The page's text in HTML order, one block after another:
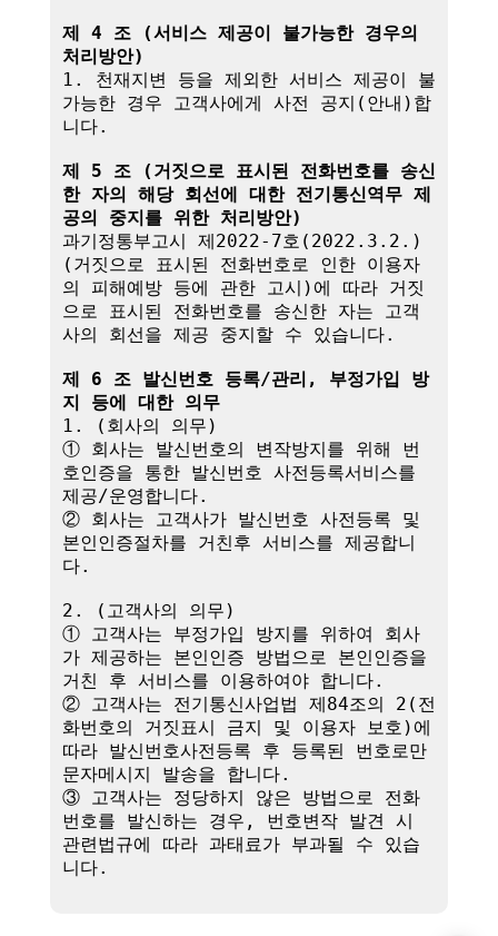
제 4 조 (서비스 제공이 불가능한 경우의
처리방안)
1. 천재지변 등을 제외한 서비스 제공이 불
가능한 경우 고객사에게 사전 공지(안내)합
니다.
제 5 조 (거짓으로 표시된 전화번호를 송신
한 자의 해당 회선에 대한 전기통신역무 제
공의 중지를 위한 처리방안)
과기정통부고시 제2022-7호(2022.3.2.)
(거짓으로 표시된 전화번호로 인한 이용자
의 피해예방 등에 관한 고시)에 따라 거짓
으로 표시된 전화번호를 송신한 자는 고객
사의 회선을 제공 중지할 수 있습니다.
제 6 조 발신번호 등록/관리, 부정가입 방
지 등에 대한 의무
1. (회사의 의무)
① 회사는 발신번호의 변작방지를 위해 번
호인증을 통한 발신번호 사전등록서비스를
제공/운영합니다.
② 회사는 고객사가 발신번호 사전등록 및
본인인증절차를 거친후 서비스를 제공합니
다.
2. (고객사의 의무)
① 고객사는 부정가입 방지를 위하여 회사
가 제공하는 본인인증 방법으로 본인인증을
거친 후 서비스를 이용하여야 합니다.
② 고객사는 전기통신사업법 제84조의 2(전
화번호의 거짓표시 금지 및 이용자 보호)에
따라 발신번호사전등록 후 등록된 번호로만
문자메시지 발송을 합니다.
③ 고객사는 정당하지 않은 방법으로 전화
번호를 발신하는 경우, 번호변작 발견 시
관련법규에 따라 과태료가 부과될 수 있습
니다.